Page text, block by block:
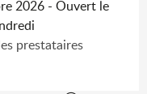
2026 - Ouvert le
prestataires